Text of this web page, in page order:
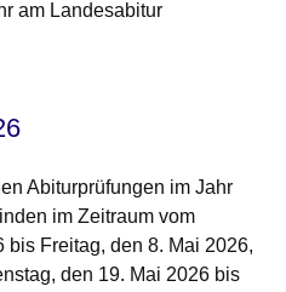
am Landesabitur
Abiturprüfungen im Jahr
im Zeitraum vom
bis Freitag, den 8. Mai 2026,
den 19. Mai 2026 bis